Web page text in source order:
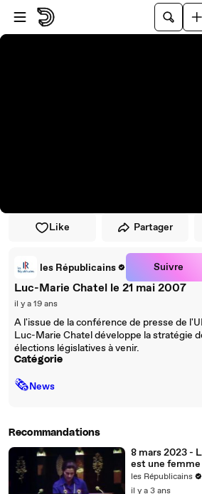
Passer au player
Passer au contenu principal
Like Partager
les Républicains Suivre
Luc-Marie Chatel le 21 mai 2007
il y a 19 ans
A l'issue de la conférence de presse de
Luc-Marie Chatel développe la stratégie
élections législatives à venir.
Catégorie
🗞News
Recommandations
8 mars 2023 -
est une femme
les Républicains
il y a 3 ans